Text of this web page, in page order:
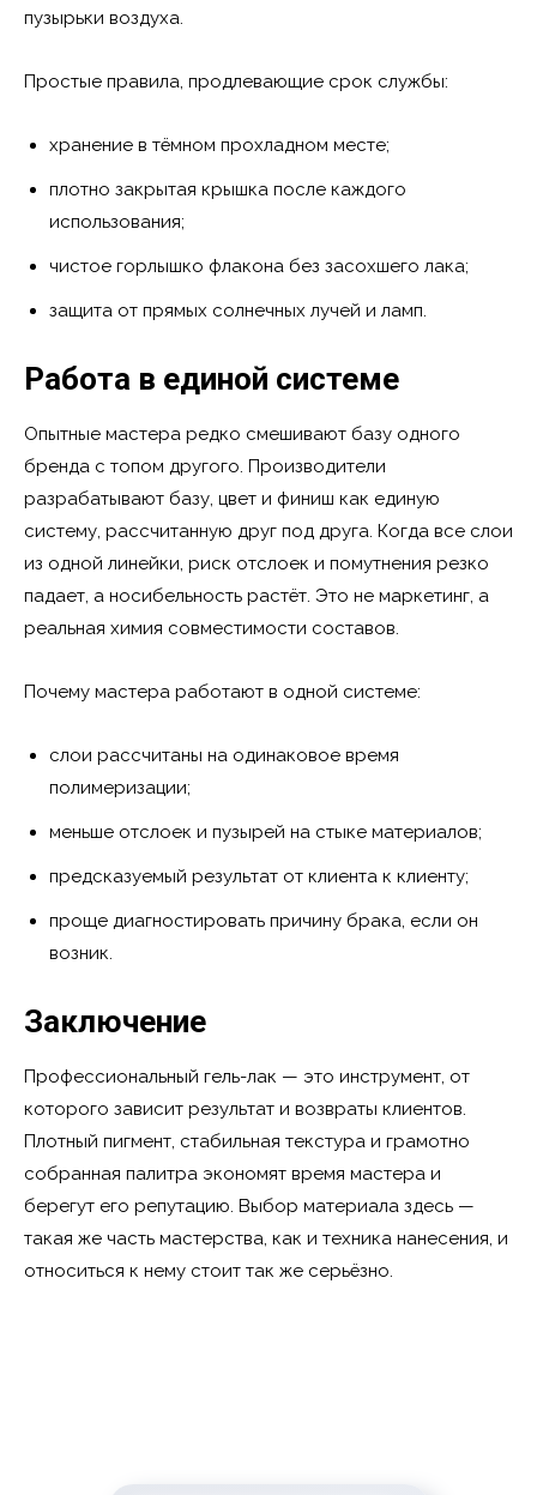
пузырьки воздуха.
Простые правила, продлевающие срок службы:
хранение в тёмном прохладном месте;
плотно закрытая крышка после каждого
использования;
чистое горлышко флакона без засохшего лака;
защита от прямых солнечных лучей и ламп.
Работа в единой системе
Опытные мастера редко смешивают базу одного
бренда с топом другого. Производители
разрабатывают базу, цвет и финиш как единую
систему, рассчитанную друг под друга. Когда все слои
из одной линейки, риск отслоек и помутнения резко
падает, а носибельность растёт. Это не маркетинг, а
реальная химия совместимости составов.
Почему мастера работают в одной системе:
слои рассчитаны на одинаковое время
полимеризации;
меньше отслоек и пузырей на стыке материалов;
предсказуемый результат от клиента к клиенту;
проще диагностировать причину брака, если он
возник.
Заключение
Профессиональный гель-лак — это инструмент, от
которого зависит результат и возвраты клиентов.
Плотный пигмент, стабильная текстура и грамотно
собранная палитра экономят время мастера и
берегут его репутацию. Выбор материала здесь —
такая же часть мастерства, как и техника нанесения, и
относиться к нему стоит так же серьёзно.